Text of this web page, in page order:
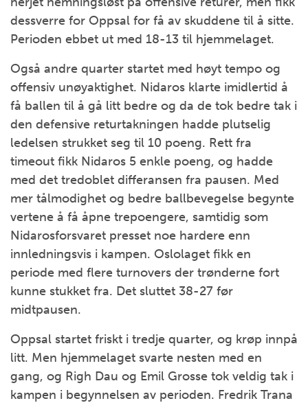
dessverre for Oppsal for få av skuddene til å sitte.
Perioden ebbet ut med 18-13 til hjemmelaget.
Også andre quarter startet med høyt tempo og
offensiv unøyaktighet. Nidaros klarte imidlertid å
få ballen til å gå litt bedre og da de tok bedre tak i
den defensive returtakningen hadde plutselig
ledelsen strukket seg til 10 poeng. Rett fra
timeout fikk Nidaros 5 enkle poeng, og hadde
med det tredoblet differansen fra pausen. Med
mer tålmodighet og bedre ballbevegelse begynte
vertene å få åpne trepoengere, samtidig som
Nidarosforsvaret presset noe hardere enn
innledningsvis i kampen. Oslolaget fikk en
periode med flere turnovers der trønderne fort
kunne stukket fra. Det sluttet 38-27 før
midtpausen.
Oppsal startet friskt i tredje quarter, og krøp innpå
litt. Men hjemmelaget svarte nesten med en
gang, og Righ Dau og Emil Grosse tok veldig tak i
kampen i begynnelsen av perioden. Fredrik Trana